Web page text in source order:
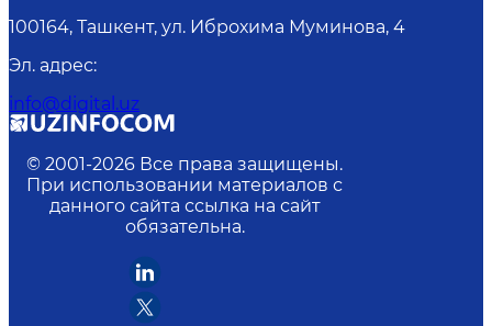
100164, Ташкент, ул. Иброхима Муминова, 4
Эл. адрес:
info@digital.uz
© 2001-2026 Все права защищены.
При использовании материалов с
данного сайта ссылка на сайт
обязательна.